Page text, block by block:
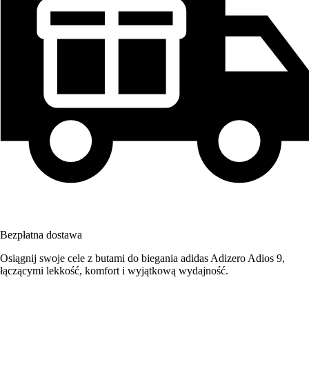
Bezpłatna dostawa
Osiągnij swoje cele z butami do biegania adidas Adizero Adios 9,
łączącymi lekkość, komfort i wyjątkową wydajność.